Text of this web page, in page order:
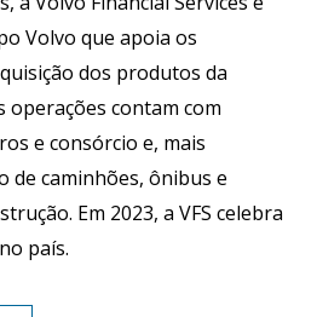
Volvo que apoia os
dos produtos da
operações contam com
e consórcio e, mais
de caminhões, ônibus e
Em 2023, a VFS celebra
país.